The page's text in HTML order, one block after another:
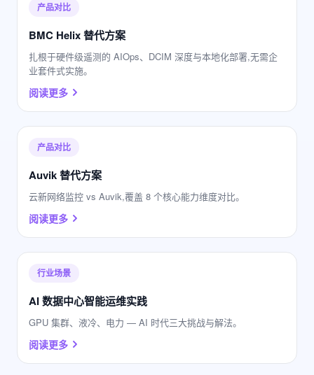
产品对比
BMC Helix 替代方案
扎根于硬件级遥测的 AIOps、DCIM 深度与本地化部署,无需企
业套件式实施。
阅读更多
产品对比
Auvik 替代方案
云新网络监控 vs Auvik,覆盖 8 个核心能力维度对比。
阅读更多
行业场景
AI 数据中心智能运维实践
GPU 集群、液冷、电力 — AI 时代三大挑战与解法。
阅读更多